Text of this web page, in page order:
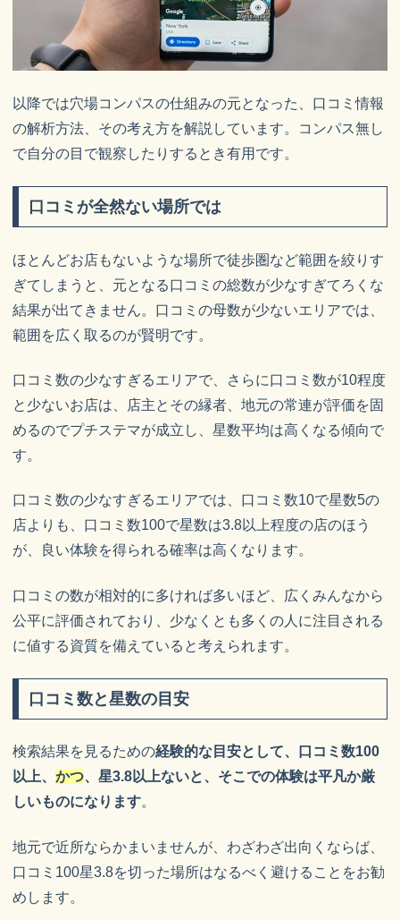
以降では穴場コンパスの仕組みの元となった、口コミ情報
の解析方法、その考え方を解説しています。コンパス無し
で自分の目で観察したりするとき有用です。
口コミが全然ない場所では
ほとんどお店もないような場所で徒歩圏など範囲を絞りす
ぎてしまうと、元となる口コミの総数が少なすぎてろくな
結果が出てきません。口コミの母数が少ないエリアでは、
範囲を広く取るのが賢明です。
口コミ数の少なすぎるエリアで、さらに口コミ数が10程度
と少ないお店は、店主とその縁者、地元の常連が評価を固
めるのでプチステマが成立し、星数平均は高くなる傾向で
す。
口コミ数の少なすぎるエリアでは、口コミ数10で星数5の
店よりも、口コミ数100で星数は3.8以上程度の店のほう
が、良い体験を得られる確率は高くなります。
口コミの数が相対的に多ければ多いほど、広くみんなから
公平に評価されており、少なくとも多くの人に注目される
に値する資質を備えていると考えられます。
口コミ数と星数の目安
検索結果を見るための経験的な目安として、口コミ数100
以上、 かつ、星3.8以上ないと、そこでの体験は平凡か厳
しいものになります。
地元で近所ならかまいませんが、わざわざ出向くならば、
口コミ100星3.8を切った場所はなるべく避けることをお勧
めします。